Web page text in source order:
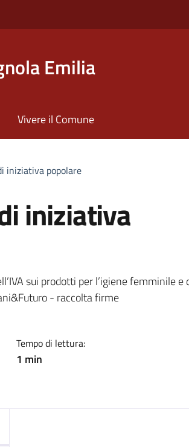
Emilia
Vivere il Comune
iniziativa popolare
iniziativa
sui prodotti per l’igiene femminile e
- raccolta firme
Tempo di lettura:
1 min